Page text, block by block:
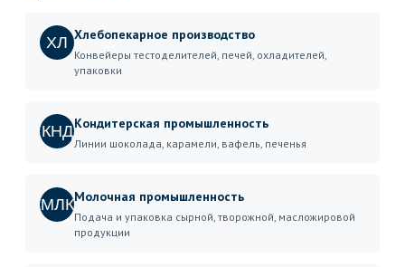
ХЛ Хлебопекарное производство
Конвейеры тестоделителей, печей, охладителей,
упаковки
КНДКондитерская промышленность
Линии шоколада, карамели, вафель, печенья
МЛКМолочная промышленность
Подача и упаковка сырной, творожной, масложировой
продукции